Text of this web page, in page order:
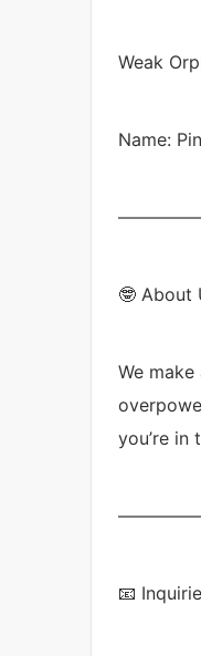
Weak
Name:
🤓 About
We
you’re in
📧